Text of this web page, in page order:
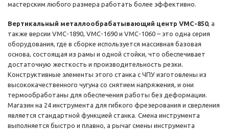
мастерским любого размера работать более эффективно.
Вертикальный металлообрабатывающий центр VMC-850, а
также версии VMC-1890, VMC-1690 и VMC-1060 – это одна серия
оборудования, где в сборке используется массивная базовая
основа, состоящая из рамы и одной стойки, что обеспечивает
достаточную жесткость и производительность резки.
Конструктивные элементы этого станка с ЧПУ изготовлены из
высококачественного чугуна со снятием напряжения, и они
термообработаны для обеспечения работы без деформации.
Магазин на 24 инструмента для гибкого фрезерования и сверления
является стандартной функцией станка. Смена инструмента
выполняется быстро и плавно, а рычаг смены инструмента